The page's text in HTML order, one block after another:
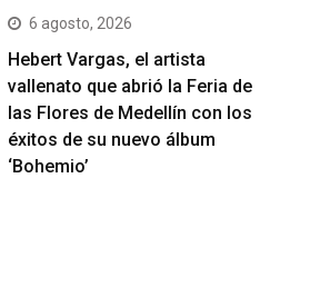
6 agosto, 2026
Hebert Vargas, el artista
vallenato que abrió la Feria de
las Flores de Medellín con los
éxitos de su nuevo álbum
‘Bohemio’